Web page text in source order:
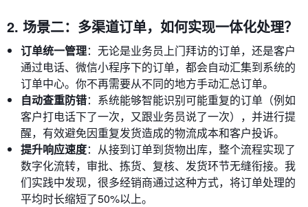
2. 场景二：多渠道订单，如何实现一体化处理？
订单统一管理：无论是业务员上门拜访的订单，还是客户
通过电话、微信小程序下的订单，都会自动汇集到系统的
订单中心。你不再需要从不同的地方手动汇总订单。
自动查重防错：系统能够智能识别可能重复的订单（例如
客户打电话下了一次，又跟业务员说了一次），并进行提
醒，有效避免因重复发货造成的物流成本和客户投诉。
提升响应速度：从接到订单到货物出库，整个流程实现了
数字化流转，审批、拣货、复核、发货环节无缝衔接。我
们实践中发现，很多经销商通过这种方式，将订单处理的
平均时长缩短了50%以上。